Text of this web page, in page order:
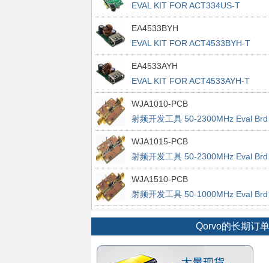
EVAL KIT FOR ACT334US-T
EA4533BYH
EVAL KIT FOR ACT4533BYH-T
EA4533AYH
EVAL KIT FOR ACT4533AYH-T
WJA1010-PCB
射频开发工具 50-2300MHz Eval Brd
15dB Gain
WJA1015-PCB
射频开发工具 50-2300MHz Eval Brd
15dB Gain
WJA1510-PCB
射频开发工具 50-1000MHz Eval Brd
14dB Gain
Qorvo的长期订